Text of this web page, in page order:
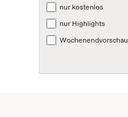
nur kostenlos
nur Highlights
Wochenendvorschau